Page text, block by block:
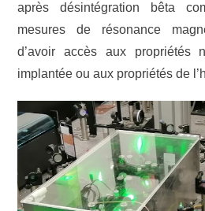
après désintégration bêta
mesures de résonance
d’avoir accès aux propriétés
implantée ou aux propriétés de